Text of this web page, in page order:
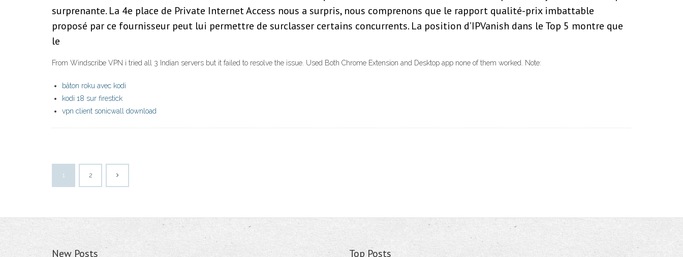
surprenante. La 4e place de Private Internet Access nous a surpris, nous comprenons que le rapport qualité-prix imbattable
proposé par ce fournisseur peut lui permettre de surclasser certains concurrents. La position d’IPVanish dans le Top 5 montre que
le
From Windscribe VPN i tried all 3 Indian servers but it failed to resolve the issue. Used Both Chrome Extension and Desktop app none of them worked. Note:
bâton roku avec kodi
kodi 18 sur firestick
vpn client sonicwall download
1 2
New Posts Top Posts